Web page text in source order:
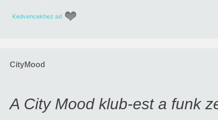
Kedvencekhez ad
CityMood
A City Mood klub-est a funk